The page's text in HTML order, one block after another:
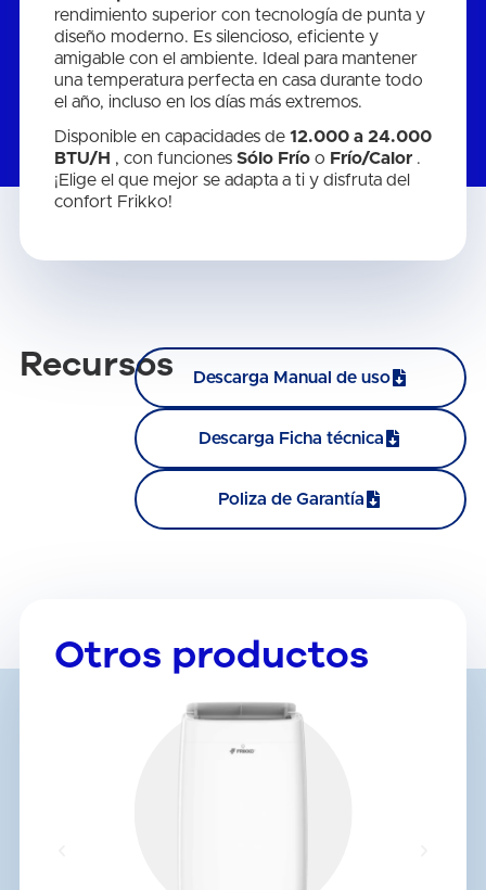
rendimiento superior con tecnología de punta y
diseño moderno. Es silencioso, eficiente y
amigable con el ambiente. Ideal para mantener
una temperatura perfecta en casa durante todo
el año, incluso en los días más extremos.
Disponible en capacidades de 12.000 a 24.000
BTU/H , con funciones Sólo Fríoo Frío/Calor.
¡Elige el que mejor se adapta a ti y disfruta del
confort Frikko!
Recursos Descarga Manual de uso
Descarga Ficha técnica
Poliza de Garantía
Otros productos